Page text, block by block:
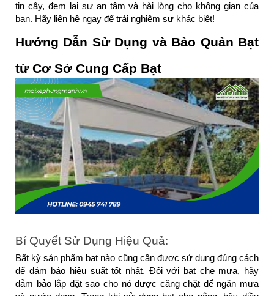
tin cậy, đem lại sự an tâm và hài lòng cho không gian của
bạn. Hãy liên hệ ngay để trải nghiệm sự khác biệt!
Hướng Dẫn Sử Dụng và Bảo Quản Bạt
từ Cơ Sở Cung Cấp Bạt
Bí Quyết Sử Dụng Hiệu Quả:
Bất kỳ sản phẩm bạt nào cũng cần được sử dụng đúng cách
để đảm bảo hiệu suất tốt nhất. Đối với bạt che mưa, hãy
đảm bảo lắp đặt sao cho nó được căng chặt để ngăn mưa